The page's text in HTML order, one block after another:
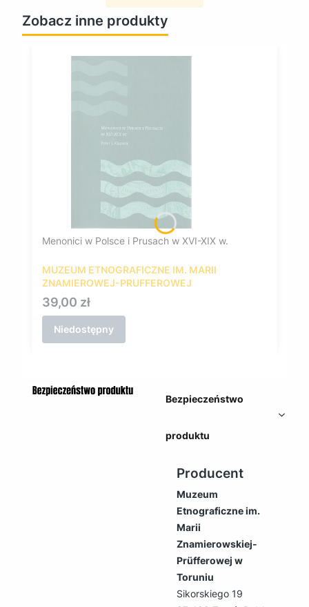
Zobacz inne produkty
Menonici w Polsce i Prusach w XVI-XIX w.
MUZEUM ETNOGRAFICZNE IM. MARII
ZNAMIEROWEJ-PRUFFEROWEJ
Cena
39,00 zł
Niedostępny
Bezpieczeństwo
produktu
Producent
Muzeum
Etnograficzne im.
Marii
Znamierowskiej-
Prüfferowej w
Toruniu
Sikorskiego 19